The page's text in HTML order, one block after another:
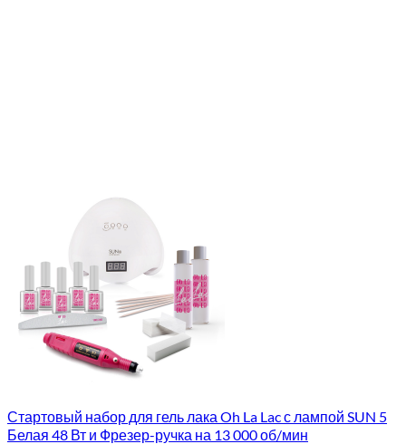
Стартовый набор для гель лака Oh La Lac с лампой SUN 5
Белая 48 Вт и Фрезер-ручка на 13 000 об/мин